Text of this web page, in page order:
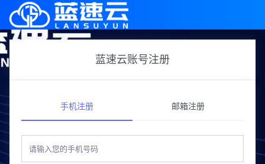
蓝速云账号注册
手机注册 邮箱注册